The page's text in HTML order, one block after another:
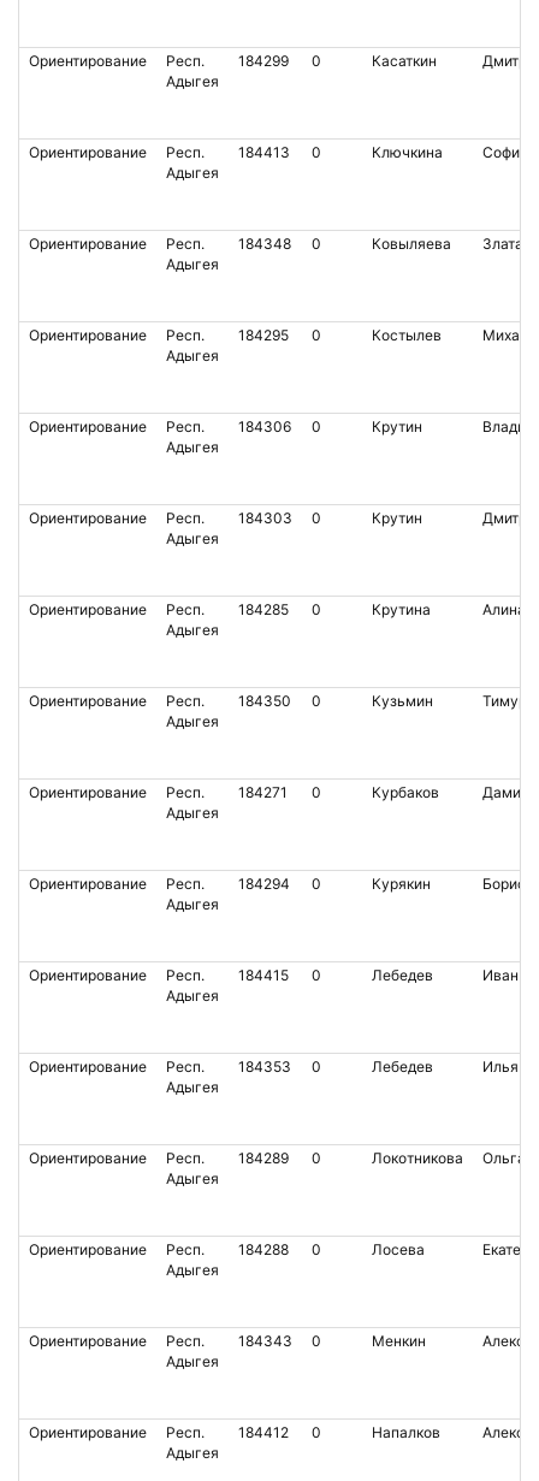
Ориентирование
Респ.
Адыгея
184299 0 Касаткин
Ориентирование
Респ.
Адыгея
184413 0 Ключкина София
Ориентирование
Респ.
Адыгея
184348 0 Ковыляева Злата
Ориентирование
Респ.
Адыгея
184295 0 Костылев Михаил
Ориентирование
Респ.
Адыгея
184306 0 Крутин
Ориентирование
Респ.
Адыгея
184303 0 Крутин
Ориентирование
Респ.
Адыгея
184285 0 Крутина Алина
Ориентирование
Респ.
Адыгея
184350 0 Кузьмин Тимур
Ориентирование
Респ.
Адыгея
184271 0 Курбаков Дамир
Ориентирование
Респ.
Адыгея
184294 0 Курякин
Ориентирование
Респ.
Адыгея
184415 0 Лебедев Иван
Ориентирование
Респ.
Адыгея
184353 0 Лебедев Илья
Ориентирование
Респ.
Адыгея
184289 0 Локотникова Ольга
Ориентирование
Респ.
Адыгея
184288 0 Лосева
Ориентирование
Респ.
Адыгея
184343 0 Менкин
Ориентирование
Респ.
Адыгея
184412 0 Напалков